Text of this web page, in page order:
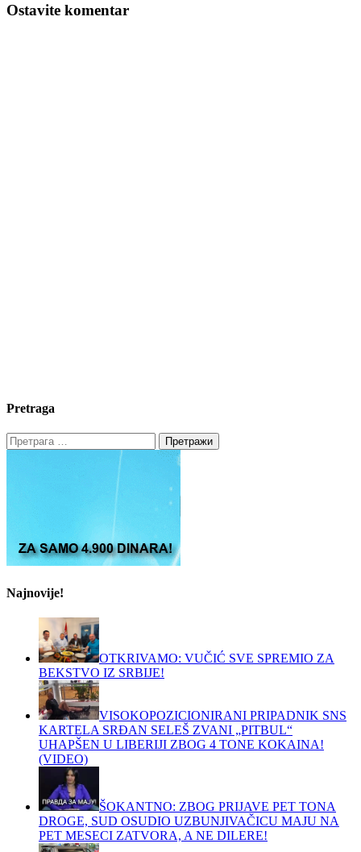
Ostavite komentar
Pretraga
Претрага
за:
Najnovije!
OTKRIVAMO: VUČIĆ SVE SPREMIO ZA
BEKSTVO IZ SRBIJE!
VISOKOPOZICIONIRANI PRIPADNIK SNS
KARTELA SRĐAN SELEŠ ZVANI „PITBUL“
UHAPŠEN U LIBERIJI ZBOG 4 TONE KOKAINA!
(VIDEO)
ŠOKANTNO: ZBOG PRIJAVE PET TONA
DROGE, SUD OSUDIO UZBUNJIVAČICU MAJU NA
PET MESECI ZATVORA, A NE DILERE!